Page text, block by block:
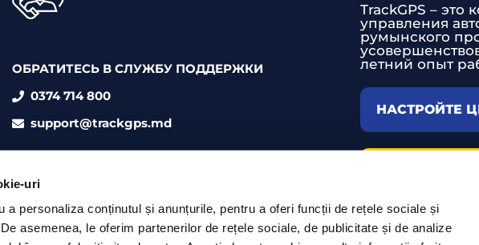
uri
a personaliza conținutul și anunțurile, pentru a oferi funcții de rețele sociale și
asemenea, le oferim partenerilor de rețele sociale, de publicitate și de analize
ОБРАТИТЕСЬ В СЛУЖБУ ПОДДЕРЖКИ
0374 714 800
support@trackgps.md
TrackGPS –
управления
румынского
летний опыт
НАСТРОЙТЕ